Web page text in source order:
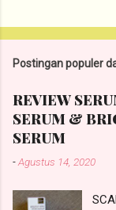
Postingan populer
REVIEW
SERUM &
SERUM
-Agustus 14, 2020